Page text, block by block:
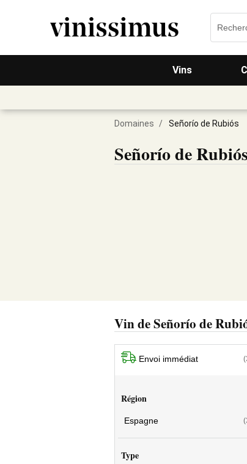
Vins
Domaines / Señorío de Rubiós
Señorío de Rubiós
Vin de Señorío de
Envoi immédiat
Région
Espagne
Type